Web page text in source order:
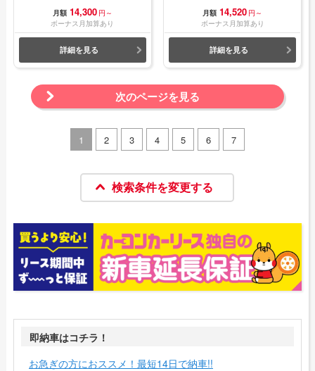
月額 14,300 円～
ボーナス月加算あり
詳細を見る
月額 14,520 円～
ボーナス月加算あり
詳細を見る
次のページを見る
1 2 3 4 5 6 7
検索条件を変更する
即納車はコチラ！
お急ぎの方におススメ！最短14日で納車!!